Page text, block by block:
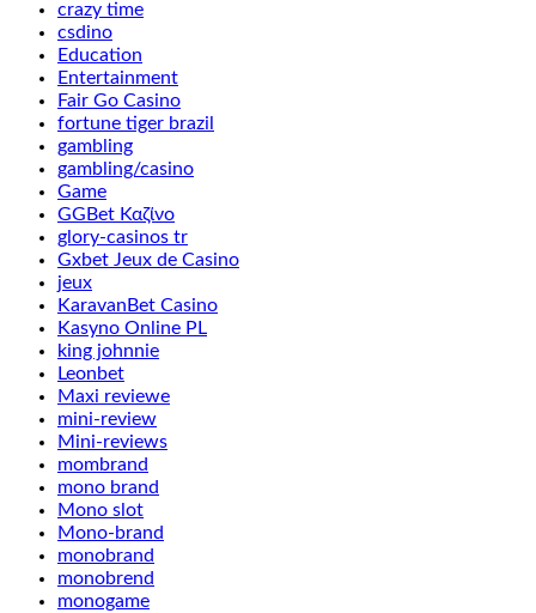
crazy time
csdino
Education
Entertainment
Fair Go Casino
fortune tiger brazil
gambling
gambling/casino
Game
GGBet Καζίνο
glory-casinos tr
Gxbet Jeux de Casino
jeux
KaravanBet Casino
Kasyno Online PL
king johnnie
Leonbet
Maxi reviewe
mini-review
Mini-reviews
mombrand
mono brand
Mono slot
Mono-brand
monobrand
monobrend
monogame